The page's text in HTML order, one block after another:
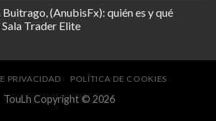
Buitrago, (AnubisFx): quién es y qué
Sala Trader Elite
PRIVACIDAD POLÍTICA DE COOKIES
TouLh Copyright © 2026